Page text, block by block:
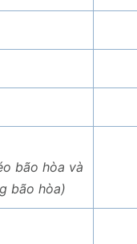
bão hòa và
bão hòa)